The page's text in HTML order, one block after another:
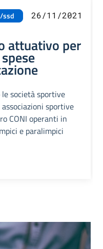
ssd 26/11/2021
attuativo per
società sportive
sportive
CONI operanti in
e paralimpici